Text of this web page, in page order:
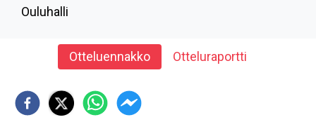
Ouluhalli
Otteluennakko Otteluraportti